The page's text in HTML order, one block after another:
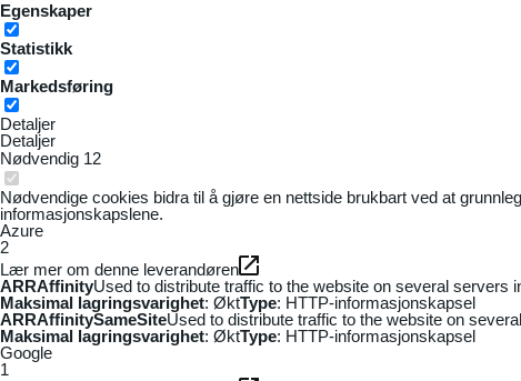
Egenskaper
Statistikk
Markedsføring
Detaljer
Detaljer
Nødvendig 12
Nødvendige cookies bidra til å gjøre en nettside brukbart ved at
informasjonskapslene.
Azure
2
Lær mer om denne leverandøren
ARRAffinityUsed to distribute traffic to the website on several servers
Maksimal lagringsvarighet: ØktType: HTTP-informasjonskapsel
ARRAffinitySameSiteUsed to distribute traffic to the website on
Maksimal lagringsvarighet: ØktType: HTTP-informasjonskapsel
Google
1